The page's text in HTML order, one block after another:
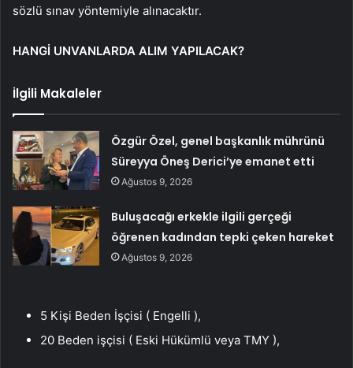
sözlü sınav yöntemiyle alınacaktır.
HANGİ UNVANLARDA ALIM YAPILACAK?
İlgili Makaleler
Özgür Özel, genel başkanlık mührünü
Süreyya Öneş Derici’ye emanet etti
Ağustos 9, 2026
Buluşacağı erkekle ilgili gerçeği
öğrenen kadından tepki çeken hareket
Ağustos 9, 2026
5 Kişi Beden İşçisi ( Engelli ),
20 Beden işçisi ( Eski Hükümlü veya TMY ),